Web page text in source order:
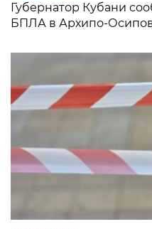
Губернатор Кубани
БПЛА в Архипо-